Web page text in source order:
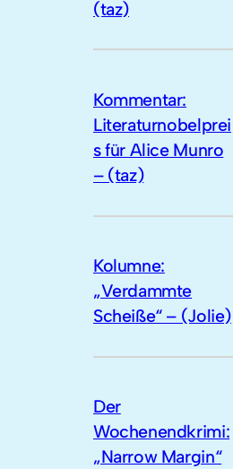
(taz)
Kommentar:
Literaturnobelprei
s für Alice Munro
– (taz)
Kolumne:
„Verdammte
Scheiße“ – (Jolie)
Der
Wochenendkrimi:
„Narrow Margin“